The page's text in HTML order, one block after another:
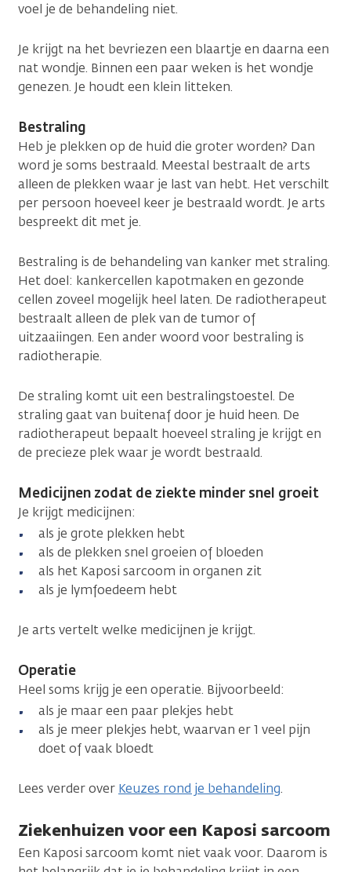
voel je de behandeling niet.
Je krijgt na het bevriezen een blaartje en daarna een
nat wondje. Binnen een paar weken is het wondje
genezen. Je houdt een klein litteken.
Bestraling
Heb je plekken op de huid die groter worden? Dan
word je soms bestraald. Meestal bestraalt de arts
alleen de plekken waar je last van hebt. Het verschilt
per persoon hoeveel keer je bestraald wordt. Je arts
bespreekt dit met je.
Bestraling is de behandeling van kanker met straling.
Het doel: kankercellen kapotmaken en gezonde
cellen zoveel mogelijk heel laten. De radiotherapeut
bestraalt alleen de plek van de tumor of
uitzaaiingen. Een ander woord voor bestraling is
radiotherapie.
De straling komt uit een bestralingstoestel. De
straling gaat van buitenaf door je huid heen. De
radiotherapeut bepaalt hoeveel straling je krijgt en
de precieze plek waar je wordt bestraald.
Medicijnen zodat de ziekte minder snel groeit
Je krijgt medicijnen:
als je grote plekken hebt
als de plekken snel groeien of bloeden
als het Kaposi sarcoom in organen zit
als je lymfoedeem hebt
Je arts vertelt welke medicijnen je krijgt.
Operatie
Heel soms krijg je een operatie. Bijvoorbeeld:
als je maar een paar plekjes hebt
als je meer plekjes hebt, waarvan er 1 veel pijn
doet of vaak bloedt
Lees verder over Keuzes rond je behandeling.
Ziekenhuizen voor een Kaposi sarcoom
Een Kaposi sarcoom komt niet vaak voor. Daarom is